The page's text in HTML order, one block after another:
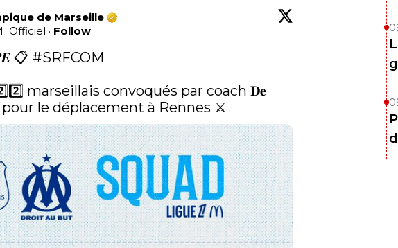
de Marseille
· Follow
📋 #SRFCOM
marseillais convoqués par coach 𝐃𝐞
le déplacement à Rennes ⚔️